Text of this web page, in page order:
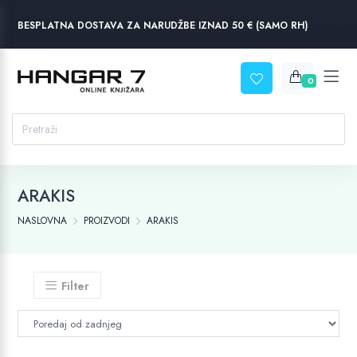
BESPLATNA DOSTAVA ZA NARUDŽBE IZNAD 50 € (SAMO RH)
0
ARAKIS
NASLOVNA PROIZVODI ARAKIS
Filter